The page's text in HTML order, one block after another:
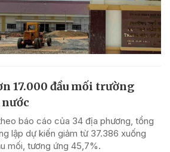
17.000 đầu mối trường
báo cáo của 34 địa phương, tổng
lập dự kiến giảm từ 37.386 xuống
mối, tương ứng 45,7%.